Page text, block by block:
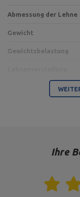
Abmessung der Lehne
Gewicht
Gewichtsbelastung
Für dieses
Ihre